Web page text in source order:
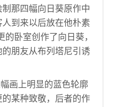
那四幅向日葵原作中
到来以后放在他朴素
的卧室创作了向日葵，
朋友从布列塔尼引诱
画上明显的蓝色轮廓
某种致敬，后者的作